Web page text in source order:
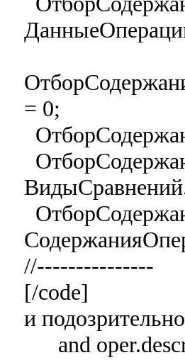
= 0;
//---------------
[/code]
и
and